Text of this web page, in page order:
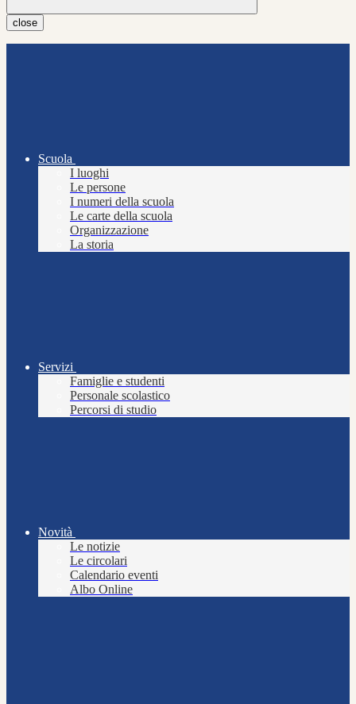
close
Scuola
I luoghi
Le persone
I numeri della scuola
Le carte della scuola
Organizzazione
La storia
Servizi
Famiglie e studenti
Personale scolastico
Percorsi di studio
Novità
Le notizie
Le circolari
Calendario eventi
Albo Online